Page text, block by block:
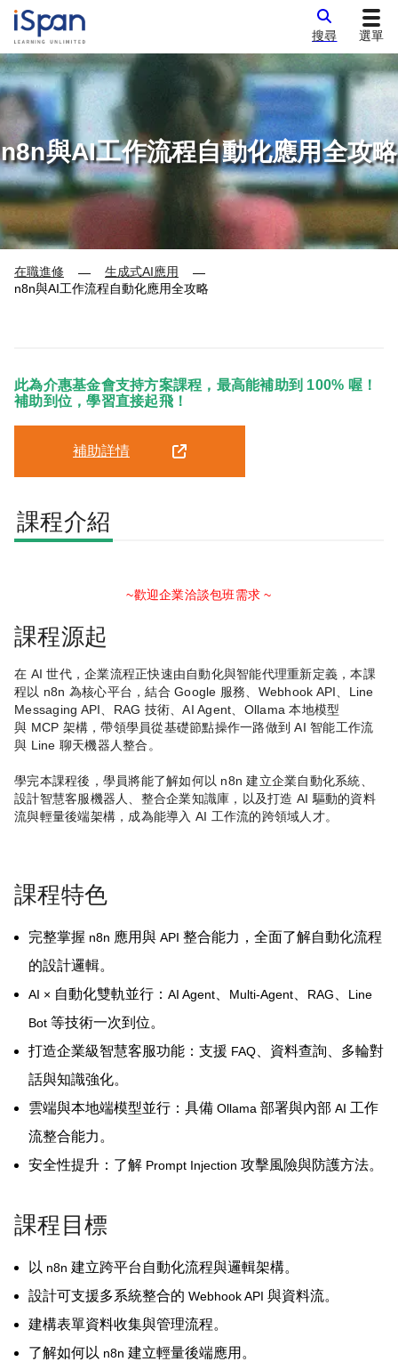
搜尋 選單
n8n與AI工作流程自動化應用全攻略
在職進修 — 生成式AI應用
—
n8n與AI工作流程自動化應用全攻略
此為介惠基金會支持方案課程，最高能補助到 100% 喔！
補助到位，學習直接起飛！
補助詳情
課程介紹
~歡迎企業洽談包班需求 ~
課程源起
在 AI世代，企業流程正快速由自動化與智能代理重新定義，本課
程以 n8n 為核心平台，結合 Google 服務、 Webhook API、 Line
Messaging API、 RAG 技術、AI Agent、 Ollama本地模型
與 MCP 架構，帶領學員從基礎節點操作一路做到 AI 智能工作流
與 Line 聊天機器人整合。
學完本課程後，學員將能了解如何以 n8n建立企業自動化系統、
設計智慧客服機器人、整合企業知識庫，以及打造 AI驅動的資料
流與輕量後端架構，成為能導入 AI 工作流的跨領域人才。
課程特色
完整掌握 n8n 應用與 API 整合能力，全面了解自動化流程
的設計邏輯。
AI × 自動化雙軌並行： AI Agent Multi-Agent RAG
Line
Bot 等技術一次到位。
打造企業級智慧客服功能：支援 FAQ 、資料查詢、多輪對
話與知識強化。
雲端與本地端模型並行：具備 Ollama 部署與內部 AI 工作
流整合能力。
安全性提升：了解 Prompt Injection 攻擊風險與防護方法。
課程目標
以 n8n 建立跨平台自動化流程與邏輯架構。
設計可支援多系統整合的 Webhook API 與資料流。
建構表單資料收集與管理流程。
了解如何以 n8n 建立輕量後端應用。